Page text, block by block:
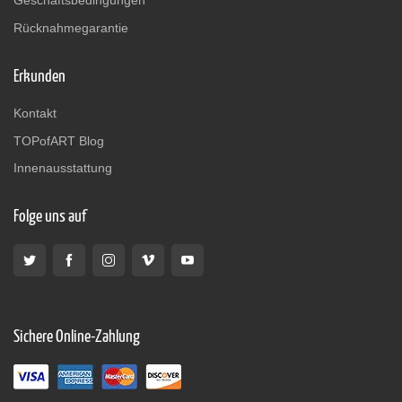
Rücknahmegarantie
Erkunden
Kontakt
TOPofART Blog
Innenausstattung
Folge uns auf
Sichere Online-Zahlung